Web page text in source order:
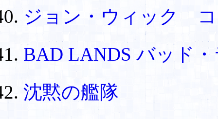
ジョン・ウィック
BAD LANDS バッ
沈黙の艦隊